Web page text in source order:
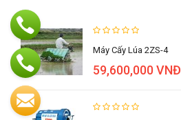
Máy Cấy Lúa 2ZS-4
59,600,000 VNĐ